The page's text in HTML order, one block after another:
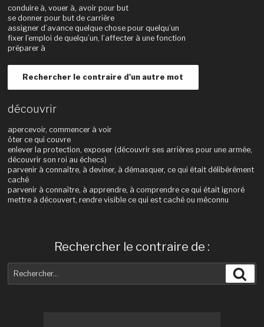
conduire à, vouer à, avoir pour but
se donner pour but de carrière
assigner d’avance quelque chose pour quelqu’un
fixer l’emploi de quelqu’un, l’affecter à une fonction
préparer à
Rechercher le contraire d'un autre mot
découvrir
apercevoir, commencer à voir
ôter ce qui couvre
enlever la protection, exposer (découvrir ses arrières pour une armée,
découvrir son roi au échecs)
parvenir à connaître, à deviner, à démasquer, ce qui était délibérément
caché
parvenir à connaître, à apprendre, à comprendre ce qui était ignoré
mettre à découvert, rendre visible ce qui est caché ou méconnu
Rechercher le contraire de :
pour